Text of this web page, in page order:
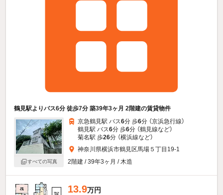
鶴見駅よりバス6分 徒歩7分 築39年3ヶ月 2階建の賃貸物件
すべての写真
京急鶴見駅 バス6分 歩6分 （京浜急行線）
鶴見駅 バス6分 歩6分 （鶴見線など）
菊名駅 歩26分 （横浜線など）
神奈川県横浜市鶴見区馬場５丁目19-1
2階建 / 39年3ヶ月 / 木造
13.9万円